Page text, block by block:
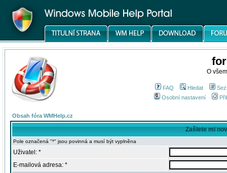
O
FAQ Hledat
Osobní nastavení
Obsah fóra WMHelp.cz
Zašlete mi
Pole označená "*" jsou povinná a musí být vyplněna
Uživatel: *
E-mailová adresa: *